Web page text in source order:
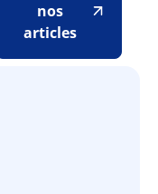
nos
articles